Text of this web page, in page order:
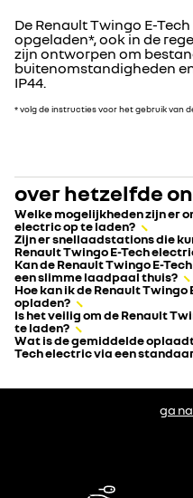
De Renault Twingo E-
opgeladen*, ook in de
zijn ontworpen om
buitenomstandigheden
IP44.
* volg de instructies voor het gebruik van
over hetzelfde
Welke mogelijkheden zijn er
electric op te laden?
Zijn er snellaadstations die
Renault Twingo E-Tech
Kan de Renault Twingo E-
een slimme laadpaal thuis?
Hoe kan ik de Renault
opladen?
Is het veilig om de Renault
te laden?
Wat is de gemiddelde
Tech electric via een
ga